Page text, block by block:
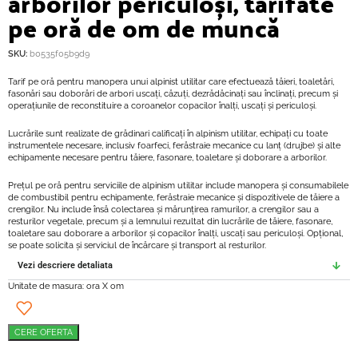
pe oră de om de muncă
SKU: b0535f05b9d9
Tarif pe oră pentru manopera unui alpinist utilitar care efectuează tăieri, toaletări,
fasonări sau doborări de arbori uscați, căzuți, dezrădăcinați sau înclinați, precum și
operațiunile de reconstituire a coroanelor copacilor înalți, uscați și periculoși.
Lucrările sunt realizate de grădinari calificați în alpinism utilitar, echipați cu toate
instrumentele necesare, inclusiv foarfeci, ferăstraie mecanice cu lanț (drujbe) și alte
echipamente necesare pentru tăiere, fasonare, toaletare și doborare a arborilor.
Prețul pe oră pentru serviciile de alpinism utilitar include manopera și consumabilele
de combustibil pentru echipamente, ferăstraie mecanice și dispozitivele de tăiere a
crengilor. Nu include însă colectarea și mărunțirea ramurilor, a crengilor sau a
resturilor vegetale, precum și a lemnului rezultat din lucrările de tăiere, fasonare,
toaletare sau doborare a arborilor și copacilor înalți, uscați sau periculoși. Opțional,
se poate solicita și serviciul de încărcare și transport al resturilor.
Vezi descriere detaliata
Unitate de masura: ora X om
CERE OFERTA